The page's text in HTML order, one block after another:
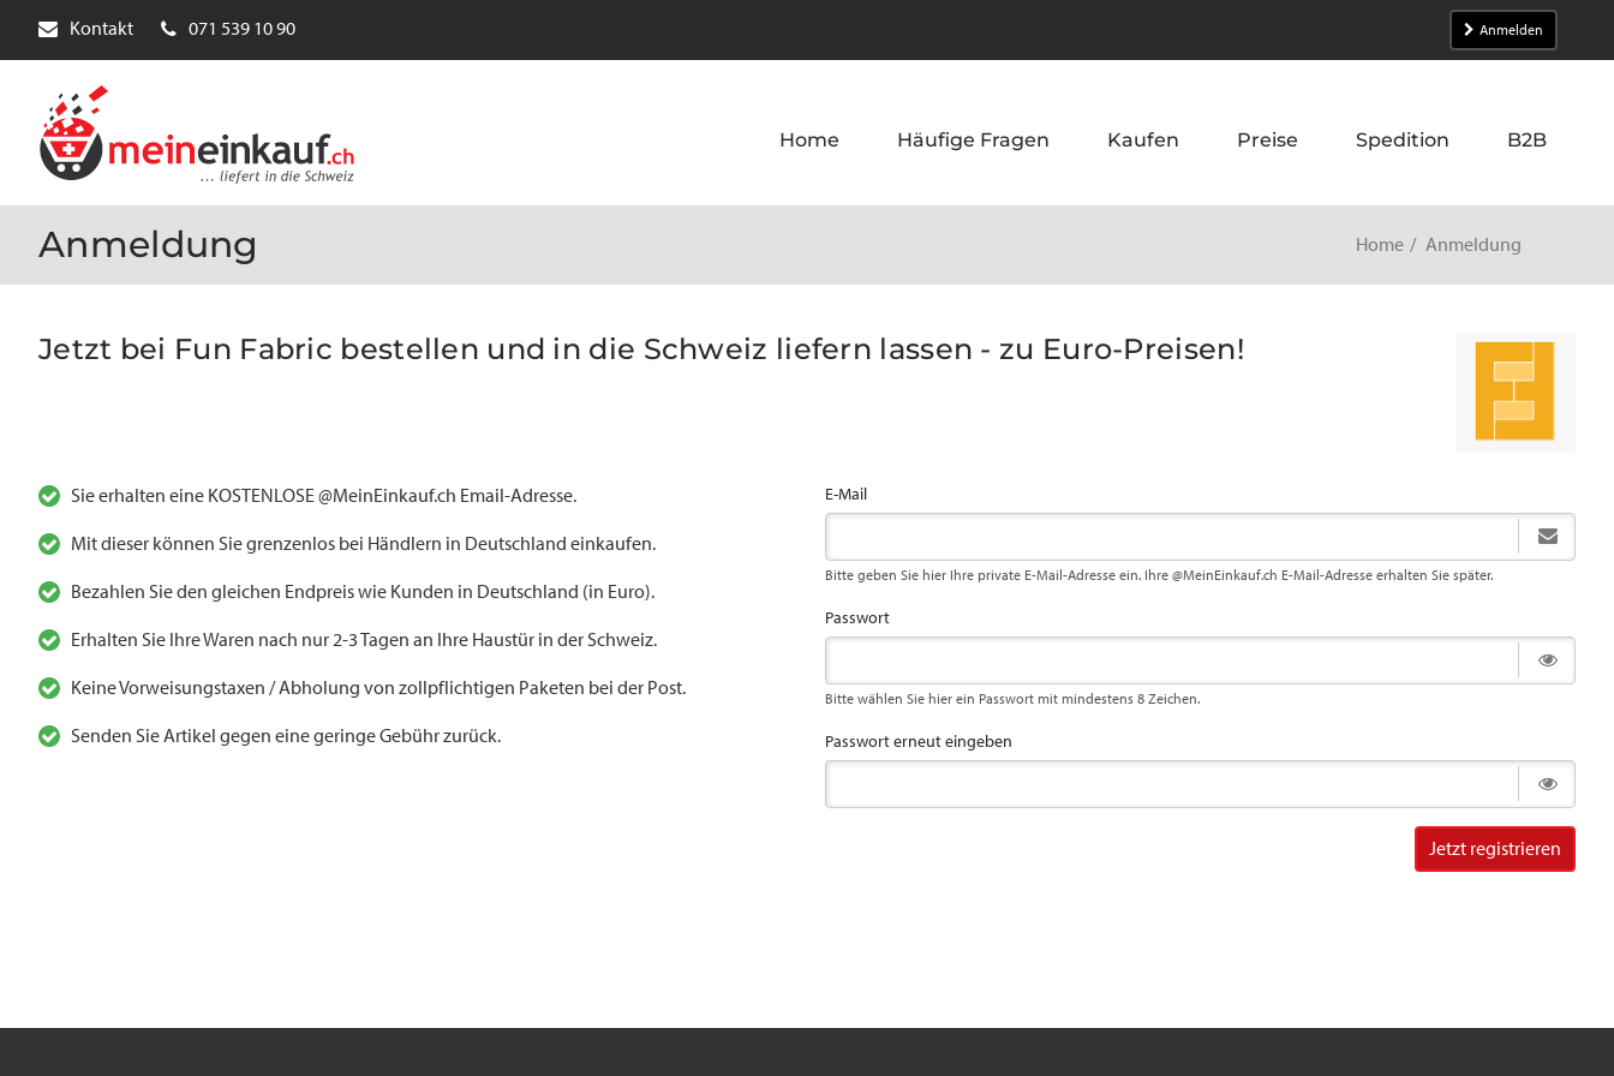
Kontakt 071 539 10 90 Anmelden
Home Häufige Fragen Kaufen Preise Spedition B2B
Anmeldung Home Anmeldung
Jetzt bei Fun Fabric bestellen und in die Schweiz liefern lassen - zu Euro-Preisen!
E-Mail
Bitte geben Sie hier Ihre private E-Mail-Adresse ein. Ihre @MeinEinkauf.ch E-Mail-Adresse erhalten Sie später.
Passwort
Bitte wählen Sie hier ein Passwort mit mindestens 8 Zeichen.
Passwort erneut eingeben
Jetzt registrieren
Sie erhalten eine KOSTENLOSE @MeinEinkauf.ch Email-Adresse.
Mit dieser können Sie grenzenlos bei Händlern in Deutschland einkaufen.
Bezahlen Sie den gleichen Endpreis wie Kunden in Deutschland (in Euro).
Erhalten Sie Ihre Waren nach nur 2-3 Tagen an Ihre Haustür in der Schweiz.
Keine Vorweisungstaxen / Abholung von zollpflichtigen Paketen bei der Post.
Senden Sie Artikel gegen eine geringe Gebühr zurück.